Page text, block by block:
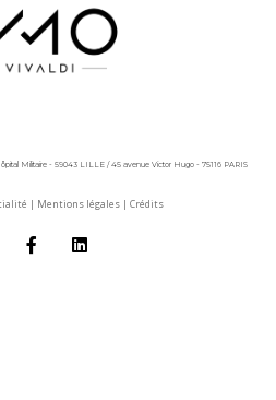
Militaire - 59043 LILLE / 45 avenue Victor Hugo - 75116 PARIS
| Mentions légales | Crédits